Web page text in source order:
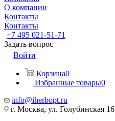
О компании
Контакты
Контакты
+7 495 021-51-71
Задать вопрос
Войти
Корзина0
Избранные товары0
info@iherbopt.ru
г. Москва, ул. Голубинская 16